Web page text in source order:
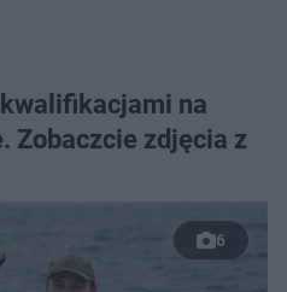
na
Zobaczcie zdjęcia z
6